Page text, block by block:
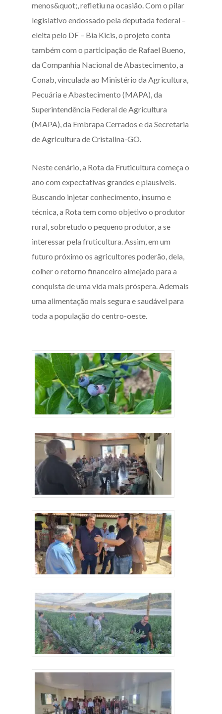
menos&quot;, refletiu na ocasião. Com o pilar
legislativo endossado pela deputada federal –
eleita pelo DF – Bia Kicis, o projeto conta
também com o participação de Rafael Bueno,
da Companhia Nacional de Abastecimento, a
Conab, vinculada ao Ministério da Agricultura,
Pecuária e Abastecimento (MAPA), da
Superintendência Federal de Agricultura
(MAPA), da Embrapa Cerrados e da Secretaria
de Agricultura de Cristalina-GO.
Neste cenário, a Rota da Fruticultura começa o
ano com expectativas grandes e plausíveis.
Buscando injetar conhecimento, insumo e
técnica, a Rota tem como objetivo o produtor
rural, sobretudo o pequeno produtor, a se
interessar pela fruticultura. Assim, em um
futuro próximo os agricultores poderão, dela,
colher o retorno financeiro almejado para a
conquista de uma vida mais próspera. Ademais
uma alimentação mais segura e saudável para
toda a população do centro-oeste.